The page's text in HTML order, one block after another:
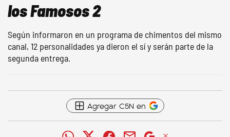
los Famosos 2
Según informaron en un programa de chimentos del mismo
canal, 12 personalidades ya dieron el sí y serán parte de la
segunda entrega.
Agregar C5N en